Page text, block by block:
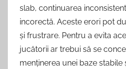
slab, continuarea
incorectă. Aceste erori pot
și frustrare. Pentru a evita
jucătorii ar trebui să se
menținerea unei baze stabile